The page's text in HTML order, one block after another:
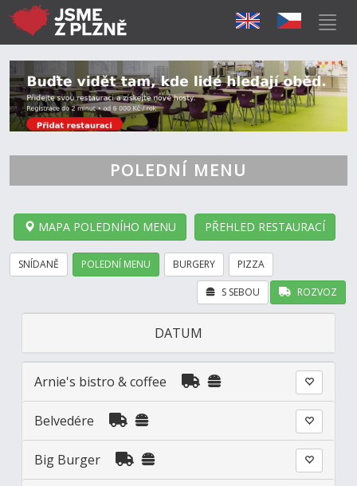
POLEDNÍ MENU
MAPA POLEDNÍHO MENU PŘEHLED RESTAURACÍ
SNÍDANĚ POLEDNÍ MENU BURGERY PIZZA
ROZVOZ
S SEBOU
DATUM
Arnie's bistro & coffee
Belvedére
Big Burger